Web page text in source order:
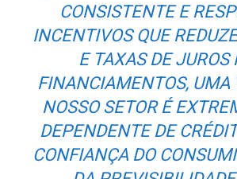
CONSISTENTE E
INCENTIVOS QUE
E TAXAS DE JUROS
FINANCIAMENTOS, UMA
NOSSO SETOR É
DEPENDENTE DE
CONFIANÇA DO